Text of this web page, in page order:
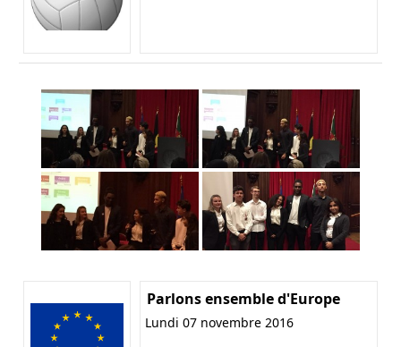
Parlons ensemble d'Europe
Lundi 07 novembre 2016